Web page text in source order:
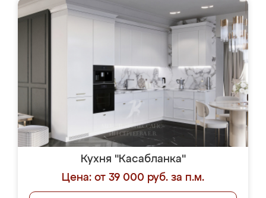
Кухня "Касабланка"
Цена: от 39 000 руб. за п.м.